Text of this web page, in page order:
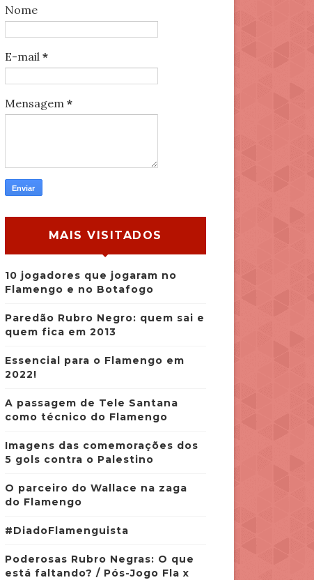
Nome
E-mail *
Mensagem *
MAIS VISITADOS
10 jogadores que jogaram no
Flamengo e no Botafogo
Paredão Rubro Negro: quem sai e
quem fica em 2013
Essencial para o Flamengo em
2022!
A passagem de Tele Santana
como técnico do Flamengo
Imagens das comemorações dos
5 gols contra o Palestino
O parceiro do Wallace na zaga
do Flamengo
#DiadoFlamenguista
Poderosas Rubro Negras: O que
está faltando? / Pós-Jogo Fla x